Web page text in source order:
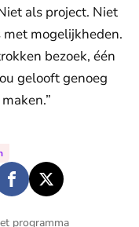
als project. Niet
met mogelijkheden.
bezoek, één
gelooft genoeg
programma